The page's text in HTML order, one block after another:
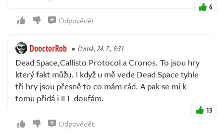
6
Odpovědět
DooctorRob čtvrtek, 24. 7., 9:31
Dead Space,Callisto Protocol a Cronos. To jsou hry
který fakt můžu. I když u mě vede Dead Space tyhle
tři hry jsou přesně to co mám rád. A pak se mi k
tomu přidá i ILL doufám.
13
Odpovědět